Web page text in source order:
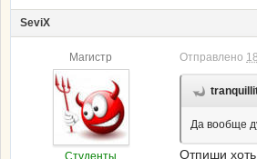
SeviX
Магистр
Студенты
Отправлено
Да вообще
Отпиши